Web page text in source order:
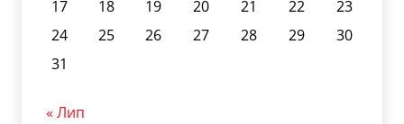
17
18 19 20 21 22
23
24
25 26 27 28 29
30
31
« Лип